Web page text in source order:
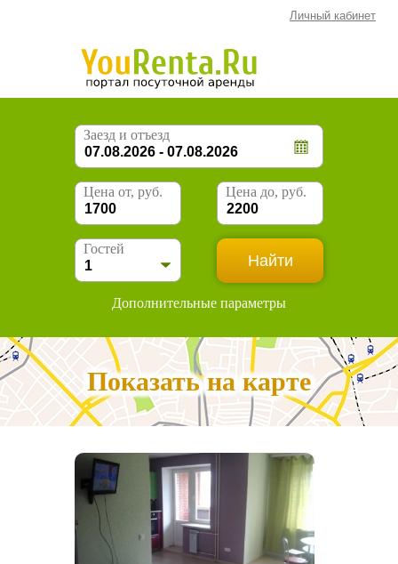
Личный кабинет
Заезд и отъезд
Цена от, руб. Цена до, руб.
Гостей
Дополнительные параметры
Показать на карте